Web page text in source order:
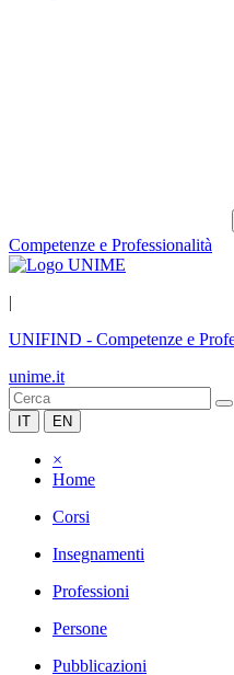
Competenze e Professionalità
|
UNIFIND - Competenze e
unime.it
IT EN
×
Home
Corsi
Insegnamenti
Professioni
Persone
Pubblicazioni